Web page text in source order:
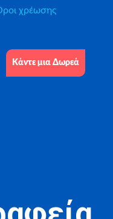
χρέωσης
Κάντε μια Δωρεά